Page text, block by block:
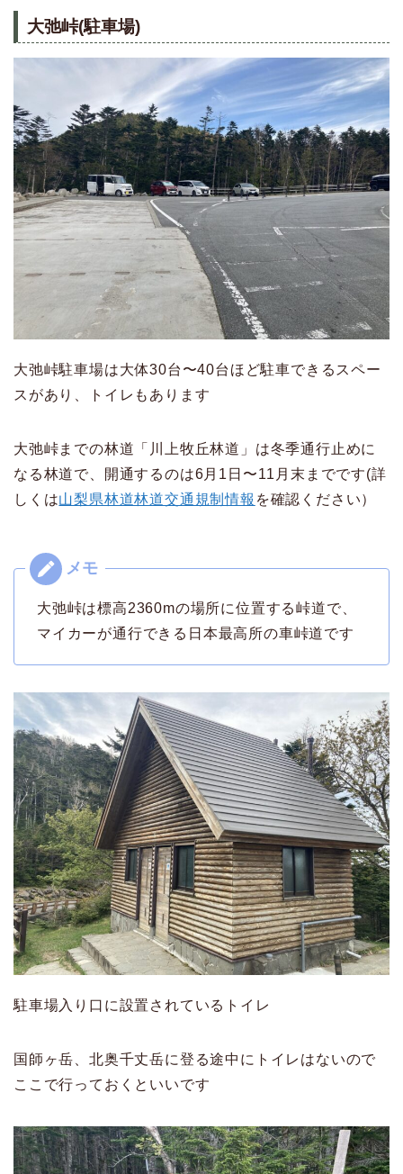
大弛峠(駐車場)
大弛峠駐車場は大体30台〜40台ほど駐車できるスペー
スがあり、トイレもあります
大弛峠までの林道「川上牧丘林道」は冬季通行止めに
なる林道で、開通するのは6月1日〜11月末までです(詳
しくは山梨県林道林道交通規制情報 を確認ください）
大弛峠は標高2360mの場所に位置する峠道で、
マイカーが通行できる日本最高所の車峠道です
駐車場入り口に設置されているトイレ
国師ヶ岳、北奥千丈岳に登る途中にトイレはないので
ここで行っておくといいです